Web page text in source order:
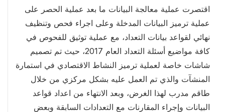
اقتصرت عملية معالجة البيانات ما بعد عملية الحصر على
عملية ترميز البيانات المدخلة وعلى اجراء فحص وتنظيف
نهائي لقواعد بيانات التعداد، مع عملية توثيق للفحوص في
كافة مواضيع أسئلة التعداد العام 2017، حيث تم تصميم
شاشات خاصة لعملية ترميز النشاط الاقتصادي في استمارة
المنشآت والذي تم العمل عليه بشكل مركزي من خلال
طاقم مدرب لهذا الغرض، وبعد الانتهاء من اعداد قواعد
البيانات وإجراء المقارنات مع التعدادات السابقة وبعض